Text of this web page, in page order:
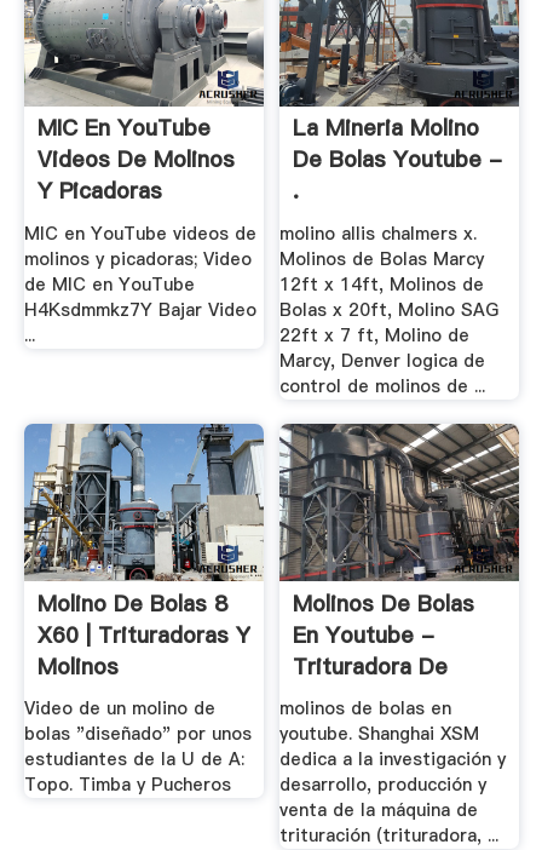
MIC En YouTube
Videos De Molinos
Y Picadoras
MIC en YouTube videos de
molinos y picadoras; Video
de MIC en YouTube
H4Ksdmmkz7Y Bajar Video
...
La Mineria Molino
De Bolas Youtube -
.
molino allis chalmers x.
Molinos de Bolas Marcy
12ft x 14ft, Molinos de
Bolas x 20ft, Molino SAG
22ft x 7 ft, Molino de
Marcy, Denver logica de
control de molinos de ...
Molino De Bolas 8
X60 | Trituradoras Y
Molinos
Video de un molino de
bolas "diseñado" por unos
estudiantes de la U de A:
Topo. Timba y Pucheros
Molinos De Bolas
En Youtube -
Trituradora De
Cono
molinos de bolas en
youtube. Shanghai XSM
dedica a la investigación y
desarrollo, producción y
venta de la máquina de
trituración (trituradora, ...